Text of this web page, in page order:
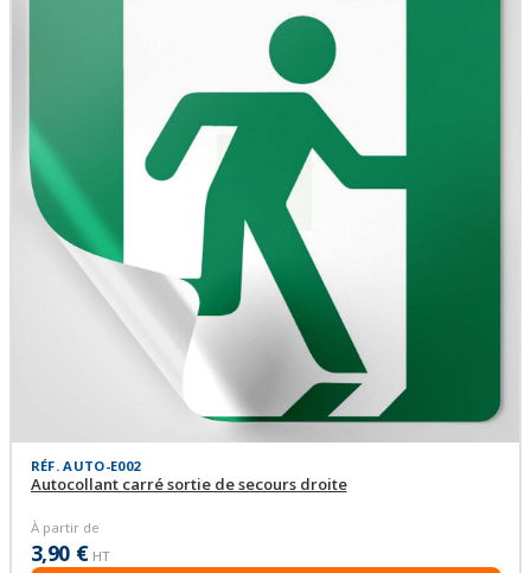
RÉF. AUTO-E002
Autocollant carré sortie de secours droite
À partir de
3,90 € HT